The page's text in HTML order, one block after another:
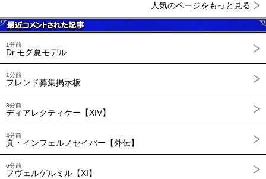
人気のページをもっと見る
1分前
Dr.モグ夏モデル
1分前
フレンド募集掲示板
3分前
ディアレクティケー【XIV】
4分前
真・インフェルノセイバー【外伝】
6分前
フヴェルゲルミル【XI】